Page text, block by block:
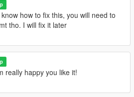
know how to fix this, you will need to
tho. I will fix it later
really happy you like it!